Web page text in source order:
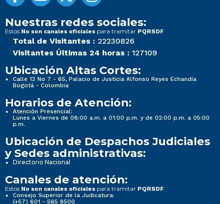
Nuestras redes sociales:
Estos No son canales oficiales para tramitar PQRSDF
Total de Visitantes : 22230826
Visitantes Últimas 24 horas : 127109
Ubicación Altas Cortes:
Calle 12 No 7 - 65, Palacio de Justicia Alfonso Reyes Echandía
Bogotá - Colombia
Horarios de Atención:
Atención Presencial:
Lunes a Viernes de 08:00 a.m. a 01:00 p.m. y de 02:00 p.m. a 05:00
p.m.
Ubicación de Despachos Judiciales
y Sedes administrativas:
Directorio Nacional
Canales de atención:
Estos No son canales oficiales para tramitar PQRSDF
Consejo Superior de la Judicatura:
(+57) 601 - 565 8500